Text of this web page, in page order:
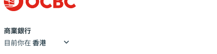
商業銀行
目前你在